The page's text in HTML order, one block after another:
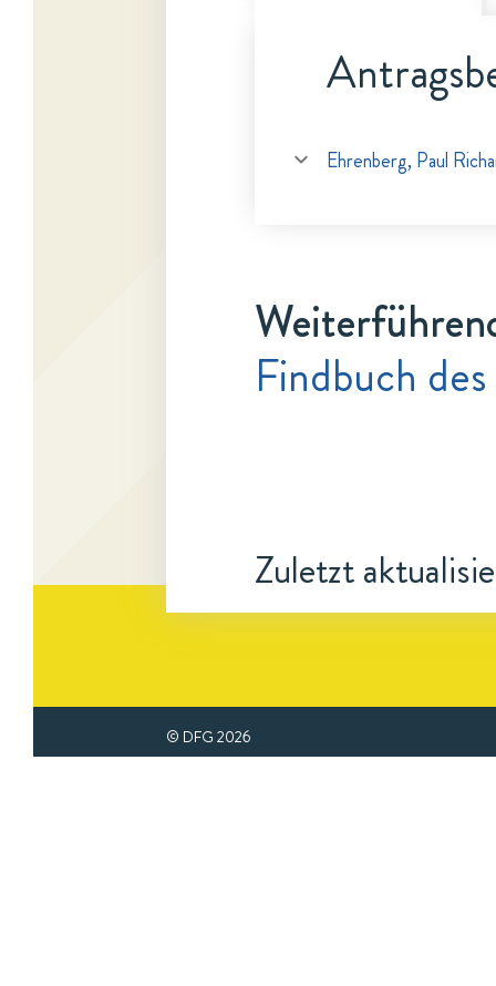
Ehrenberg, Paul
Findbuch
Zuletzt
© DFG 2026